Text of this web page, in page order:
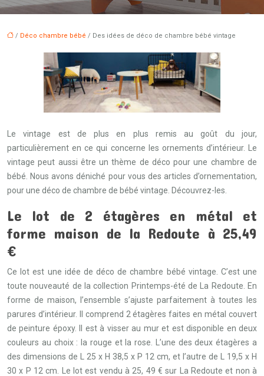
/ Déco chambre bébé / Des idées de déco de chambre bébé vintage
Le vintage est de plus en plus remis au goût du jour,
particulièrement en ce qui concerne les ornements d’intérieur. Le
vintage peut aussi être un thème de déco pour une chambre de
bébé. Nous avons déniché pour vous des articles d’ornementation,
pour une déco de chambre de bébé vintage. Découvrez-les.
Le lot de 2 étagères en métal et
forme maison de la Redoute à 25,49
€
Ce lot est une idée de déco de chambre bébé vintage. C’est une
toute nouveauté de la collection Printemps-été de La Redoute. En
forme de maison, l’ensemble s’ajuste parfaitement à toutes les
parures d’intérieur. Il comprend 2 étagères faites en métal couvert
de peinture époxy. Il est à visser au mur et est disponible en deux
couleurs au choix : la rouge et la rose. L’une des deux étagères a
des dimensions de L 25 x H 38,5 x P 12 cm, et l’autre de L 19,5 x H
30 x P 12 cm. Le lot est vendu à 25, 49 € sur La Redoute et non à